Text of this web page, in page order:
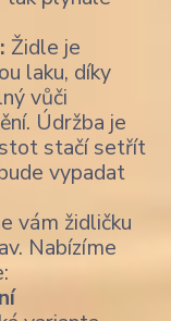
Židle je
laku, díky
vůči
Údržba je
stačí setřít
vypadat
vám židličku
Nabízíme